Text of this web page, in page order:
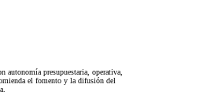
autonomía presupuestaria, operativa,
el fomento y la difusión del